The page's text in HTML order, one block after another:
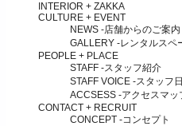
INTERIOR + ZAKKA
CULTURE + EVENT
NEWS -店舗からのご案内
GALLERY -レンタルスペ
PEOPLE + PLACE
STAFF -スタッフ紹介
STAFF VOICE -スタッフ
ACCSESS -アクセスマッ
CONTACT + RECRUIT
CONCEPT -コンセプト